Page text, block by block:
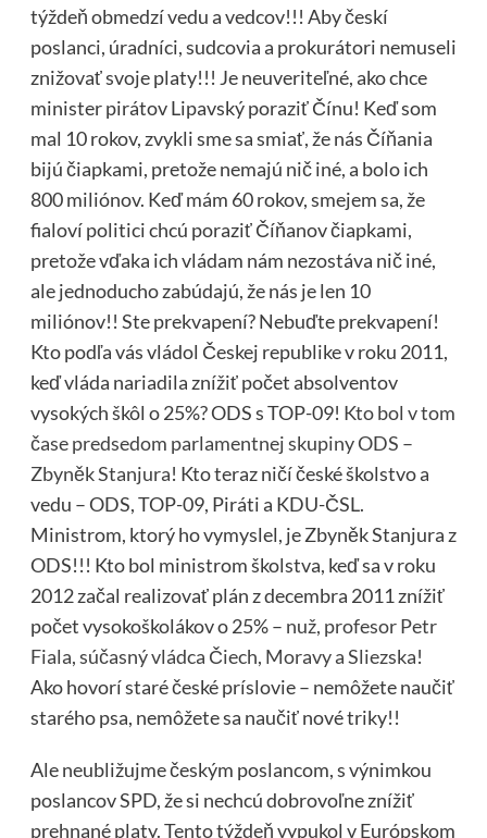
týždeň obmedzí vedu a vedcov!!! Aby českí
poslanci, úradníci, sudcovia a prokurátori nemuseli
znižovať svoje platy!!! Je neuveriteľné, ako chce
minister pirátov Lipavský poraziť Čínu! Keď som
mal 10 rokov, zvykli sme sa smiať, že nás Číňania
bijú čiapkami, pretože nemajú nič iné, a bolo ich
800 miliónov. Keď mám 60 rokov, smejem sa, že
fialoví politici chcú poraziť Číňanov čiapkami,
pretože vďaka ich vládam nám nezostáva nič iné,
ale jednoducho zabúdajú, že nás je len 10
miliónov!! Ste prekvapení? Nebuďte prekvapení!
Kto podľa vás vládol Českej republike v roku 2011,
keď vláda nariadila znížiť počet absolventov
vysokých škôl o 25%? ODS s TOP-09! Kto bol v tom
čase predsedom parlamentnej skupiny ODS –
Zbyněk Stanjura! Kto teraz ničí české školstvo a
vedu – ODS, TOP-09, Piráti a KDU-ČSL.
Ministrom, ktorý ho vymyslel, je Zbyněk Stanjura z
ODS!!! Kto bol ministrom školstva, keď sa v roku
2012 začal realizovať plán z decembra 2011 znížiť
počet vysokoškolákov o 25% – nuž, profesor Petr
Fiala, súčasný vládca Čiech, Moravy a Sliezska!
Ako hovorí staré české príslovie – nemôžete naučiť
starého psa, nemôžete sa naučiť nové triky!!
Ale neubližujme českým poslancom, s výnimkou
poslancov SPD, že si nechcú dobrovoľne znížiť
prehnané platy. Tento týždeň vypukol v Európskom